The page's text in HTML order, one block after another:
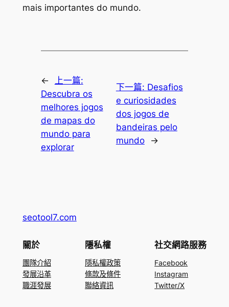
mais importantes do mundo.
←
上一篇:
Descubra os
melhores jogos
de mapas do
mundo para
explorar
下一篇: Desafios
e curiosidades
dos jogos de
bandeiras pelo
mundo
→
seotool7.com
關於
團隊介紹
發展沿革
職涯發展
隱私權
隱私權政策
條款及條件
聯絡資訊
社交網路服務
Facebook
Instagram
Twitter/X